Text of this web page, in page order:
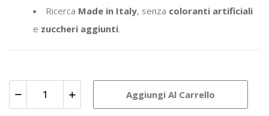
Ricerca Made in Italy, senza coloranti artificiali
e zuccheri aggiunti.
Aggiungi Al Carrello